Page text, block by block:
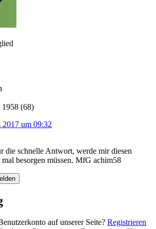
(68)
2017 um 09:32
die schnelle Antwort, werde mir diesen
besorgen müssen. MfG achim58
auf unserer Seite? Registrieren